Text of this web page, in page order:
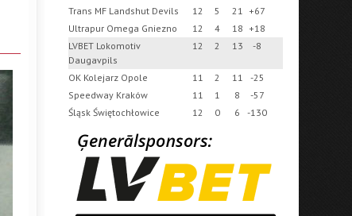
Trans MF Landshut Devils
12 5 21 +67
Ultrapur Omega Gniezno
12 4 18 +18
LVBET Lokomotiv
Daugavpils
12 2 13 -8
OK Kolejarz Opole 11 2 11
-25
Speedway Kraków
11 1 8
-57
Śląsk Świętochłowice
12 0 6 -130